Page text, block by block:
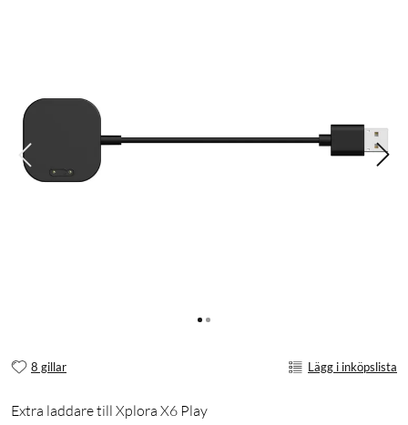
8 gillar Lägg i inköpslista
Extra laddare till Xplora X6 Play